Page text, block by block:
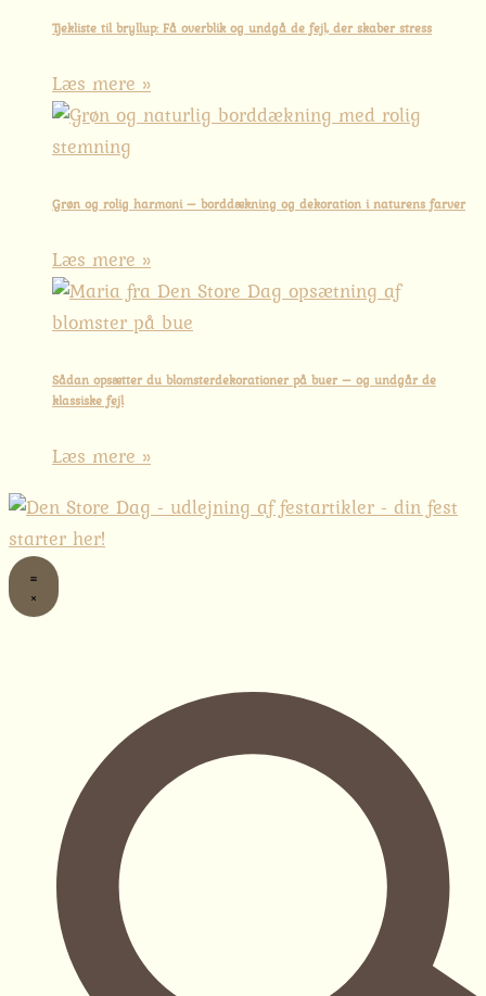
Tjekliste til bryllup: Få overblik og undgå de fejl, der skaber stress
Læs mere »
Grøn og rolig harmoni – borddækning og dekoration i naturens farver
Læs mere »
Sådan opsætter du blomsterdekorationer på buer – og undgår de
klassiske fejl
Læs mere »